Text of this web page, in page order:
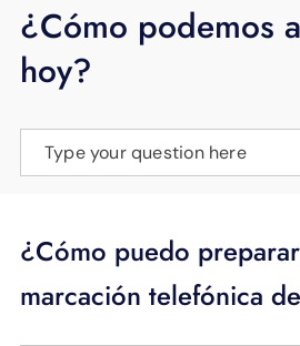
BLOG
APOYO
¿Cómo podemos
hoy?
Type your question here
¿Cómo puedo
marcación telefónica